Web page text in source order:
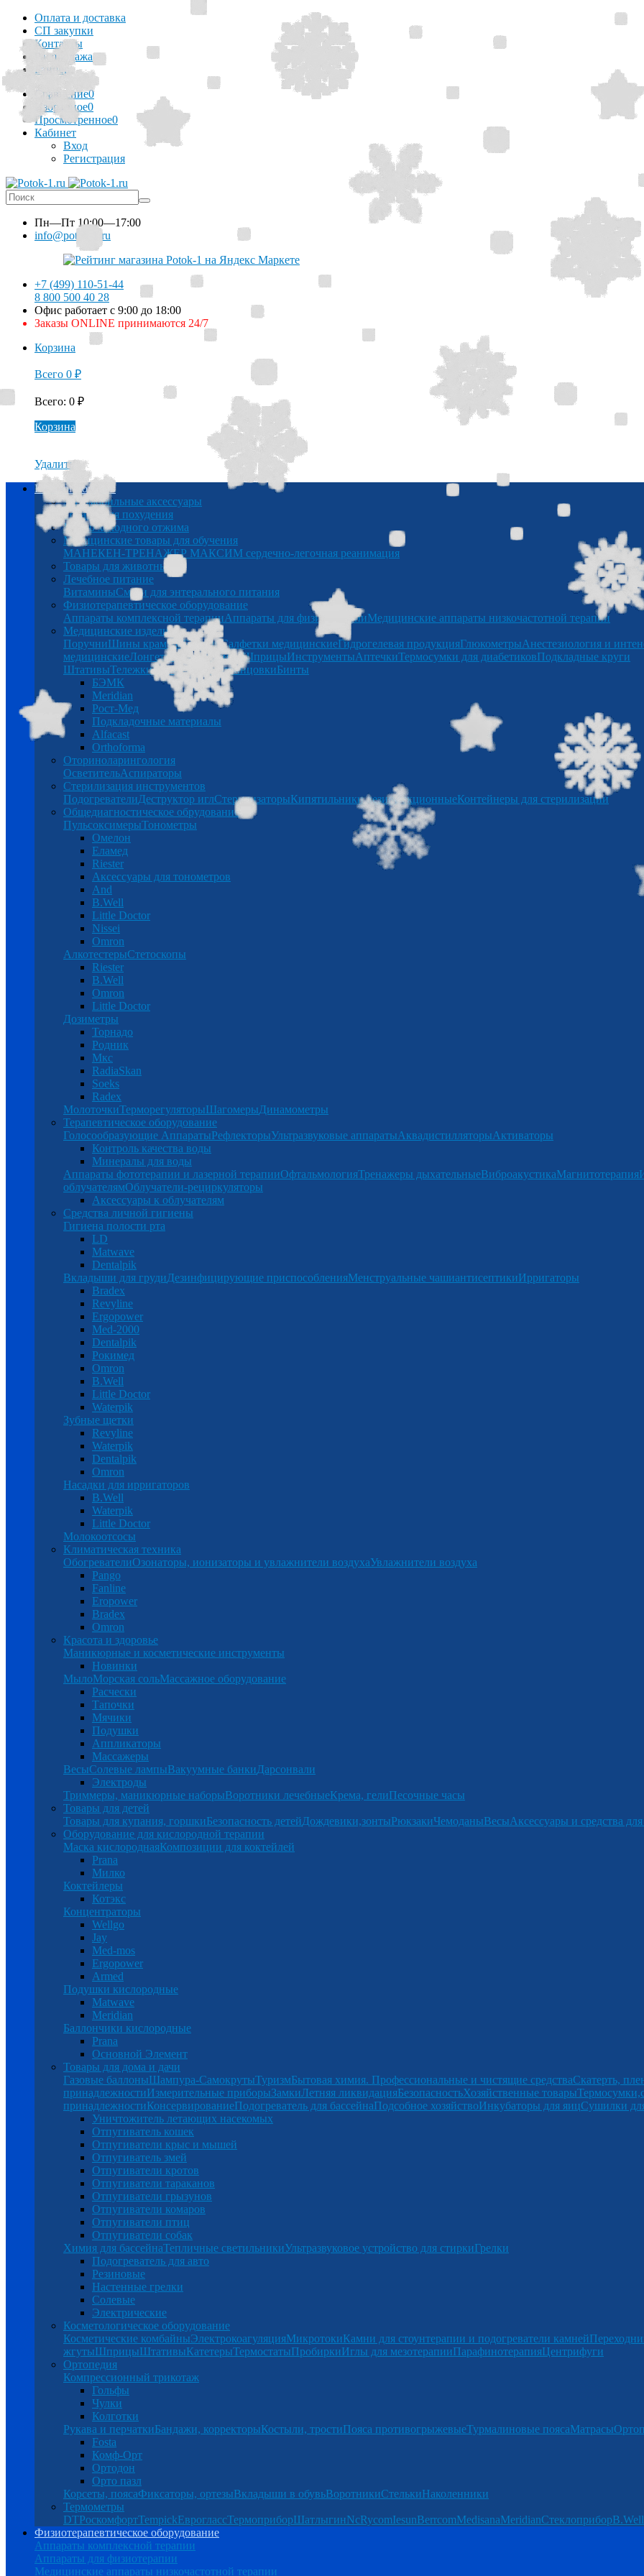
Оплата и доставка
СП закупки
Контакты
Распродажа
Баннер
Сравнение0
Избранное0
Просмотренное0
Кабинет
Вход
Регистрация
Пн—Пт 10:00—17:00
info@potok-1.ru
+7 (499) 110-51-44
8 800 500 40 28
Офис работает с 9:00 до 18:00
Заказы ONLINE принимаются 24/7
Корзина
Всего 0 ₽
Всего: 0 ₽
Корзина
Удалить
Каталог товаров
Автомобильные аксессуары
Товары для похудения
Масло холодного отжима
Медицинские товары для обучения
МАНЕКЕН-ТРЕНАЖЕР МАКСИМ сердечно-легочная реанимация
Товары для животных
Лечебное питание
ВитаминыСмеси для энтерального питания
Физиотерапевтическое оборудование
Аппараты комплексной терапииАппараты для физиотерапииМедицинские аппараты низкочастотной терапии
Медицинские изделия
ПоручниШины крамера Беруши Салфетки медицинскиеГидрогелевая продукцияГлюкометрыАнестезиология и
медицинскиеЛонгеты Халаты БинтыШприцыИнструментыАптечкиТермосумки для диабетиковПодкладные круги
ШтативыТележкиТаблетницыСпринцовкиБинты
БЭМК
Meridian
Рост-Мед
Подкладочные материалы
Alfacast
Orthoforma
Оториноларингология
ОсветительАспираторы
Стерилизация инструментов
ПодогревателиДеструктор иглСтерилизаторыКипятильники дезинфекционныеКонтейнеры для стерилизации
Общедиагностическое обрудование
ПульсоксимерыТонометры
Омелон
Еламед
Riester
Аксессуары для тонометров
And
B.Well
Little Doctor
Nissei
Omron
АлкотестерыСтетоскопы
Riester
B.Well
Omron
Little Doctor
Дозиметры
Торнадо
Родник
Мкс
RadiaSkan
Soeks
Radex
МолоточкиТерморегуляторыШагомерыДинамометры
Терапевтическое оборудование
Голосообразующие АппаратыРефлекторыУльтразвуковые аппаратыАквадистилляторыАктиваторы
Контроль качества воды
Минералы для воды
Аппараты фототерапии и лазерной терапииОфтальмологияТренажеры дыхательныеВиброакустикаМагнитотерапия
облучателямОблучатели-рециркуляторы
Аксессуары к облучателям
Средства личной гигиены
Гигиена полости рта
LD
Matwave
Dentalpik
Вкладыши для грудиДезинфицирующие приспособленияМенструальные чашиантисептикиИрригаторы
Bradex
Revyline
Ergopower
Med-2000
Dentalpik
Рокимед
Omron
B.Well
Little Doctor
Waterpik
Зубные щетки
Revyline
Waterpik
Dentalpik
Omron
Насадки для ирригаторов
B.Well
Waterpik
Little Doctor
Молокоотсосы
Климатическая техника
ОбогревателиОзонаторы, ионизаторы и увлажнители воздухаУвлажнители воздуха
Pango
Fanline
Eropower
Bradex
Omron
Красота и здоровье
Маникюрные и косметические инструменты
Новинки
МылоМорская сольМассажное оборудование
Расчески
Тапочки
Мячики
Подушки
Аппликаторы
Массажеры
ВесыСолевые лампыВакуумные банкиДарсонвали
Электроды
Триммеры, маникюрные наборыВоротники лечебныеКрема, гелиПесочные часы
Товары для детей
Товары для купания, горшкиБезопасность детейДождевики,зонтыРюкзакиЧемоданыВесыАксессуары и средства
Оборудование для кислородной терапии
Маска кислороднаяКомпозиции для коктейлей
Prana
Милко
Коктейлеры
Котэкс
Концентраторы
Wellgo
Jay
Med-mos
Ergopower
Armed
Подушки кислородные
Matwave
Meridian
Баллончики кислородные
Prana
Основной Элемент
Товары для дома и дачи
Газовые баллоныШампура-СамокрутыТуризмБытовая химия. Профессиональные и чистящие средстваСкатерть,
принадлежностиИзмерительные приборыЗамкиЛетняя ликвидацияБезопасностьХозяйственные товары
принадлежностиКонсервированиеПодогреватель для бассейнаПодсобное хозяйствоИнкубаторы для яицСушилки
Уничтожитель летающих насекомых
Отпугиватель кошек
Отпугиватели крыс и мышей
Отпугиватель змей
Отпугиватели кротов
Отпугиватели тараканов
Отпугиватели грызунов
Отпугиватели комаров
Отпугиватели птиц
Отпугиватели собак
Химия для бассейнаТепличные светильникиУльтразвуковое устройство для стиркиГрелки
Подогреватель для авто
Резиновые
Настенные грелки
Солевые
Электрические
Косметологическое оборудование
Косметические комбайныЭлектрокоагуляцияМикротокиКамни для стоунтерапии и подогреватели камней
жгутыШприцыШтативыКатетерыТермостатыПробиркиИглы для мезотерапииПарафинотерапияЦентрифуги
Ортопедия
Компрессионный трикотаж
Гольфы
Чулки
Колготки
Рукава и перчаткиБандажи, корректорыКостыли, тростиПояса противогрыжевыеТурмалиновые поясаМатрасы
Fosta
Комф-Орт
Ортодон
Орто пазл
Корсеты, поясаФиксаторы, ортезыВкладыши в обувьВоротникиСтелькиНаколенники
Термометры
DTРоскомфортTempickЕвроглассТермоприборШатлыгинNcRycomIesunBerrcomMedisanaMeridianСтеклоприборB.Well
Физиотерапевтическое оборудование
Аппараты комплексной терапии
Аппараты для физиотерапии
Медицинские аппараты низкочастотной терапии